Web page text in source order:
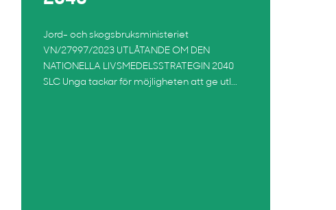
Jord- och skogsbruksministeriet
VN/27997/2023 UTLÅTANDE OM DEN
NATIONELLA LIVSMEDELSSTRATEGIN 2040
SLC Unga tackar för möjligheten att ge utl...